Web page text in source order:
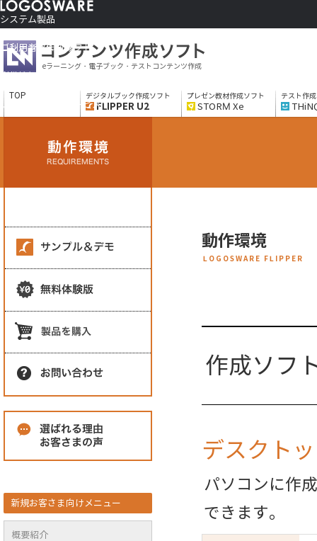
システム製品
コンテンツ作成ソフト
ソリューションサービス
ご利用者さま向け
eラーニング・電子ブック・テストコンテンツ作成
TOP デジタルブック作成ソフト
FLIPPER U2
プレゼン教材作成ソフト
STORM Xe
テスト作
動作環境
LOGOSWARE FLIPPER
作成ソフ
デスクト
パソコンに作
できます。
新規お客さま向けメニュー
概要紹介